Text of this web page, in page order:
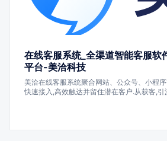
在线客服系统_全渠道智能客服软
平台-美洽科技
美洽在线客服系统聚合网站、公众号、小程
快速接入,高效触达并留住潜在客户.从获客,引